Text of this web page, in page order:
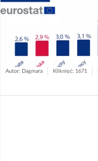
Autor: Dagmara Kliknięć: 1671